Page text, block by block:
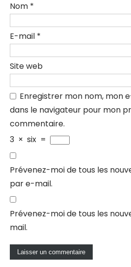
Nom *
E-mail *
Site web
Enregistrer mon nom, mon
dans le navigateur pour mon
commentaire.
3 × six =
Prévenez-moi de tous les
par e-mail.
Prévenez-moi de tous les
mail.